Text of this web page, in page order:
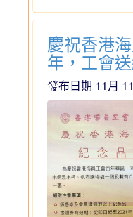
慶祝香港
年，工會
發布日期 11月